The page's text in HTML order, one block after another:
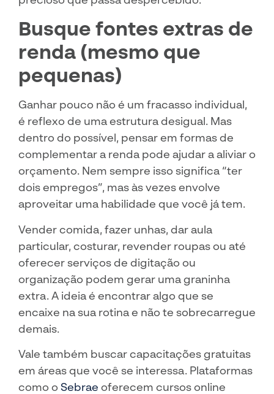
Busque fontes extras de
renda (mesmo que
pequenas)
Ganhar pouco não é um fracasso individual,
é reflexo de uma estrutura desigual. Mas
dentro do possível, pensar em formas de
complementar a renda pode ajudar a aliviar o
orçamento. Nem sempre isso significa “ter
dois empregos”, mas às vezes envolve
aproveitar uma habilidade que você já tem.
Vender comida, fazer unhas, dar aula
particular, costurar, revender roupas ou até
oferecer serviços de digitação ou
organização podem gerar uma graninha
extra. A ideia é encontrar algo que se
encaixe na sua rotina e não te sobrecarregue
demais.
Vale também buscar capacitações gratuitas
em áreas que você se interessa. Plataformas
como o Sebrae oferecem cursos online